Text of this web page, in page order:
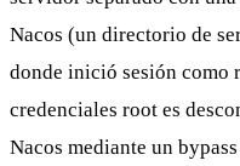
Nacos (un directorio de
donde inició sesión como
credenciales root es
Nacos mediante un